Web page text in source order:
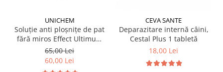
UNICHEM
Soluție anti ploșnițe de pat
fără miros Effect Ultimum
PRO 100 ml
65,00 Lei
60,00 Lei
CEVA SANTE
Deparazitare internă câini,
Cestal Plus 1 tabletă
18,00 Lei